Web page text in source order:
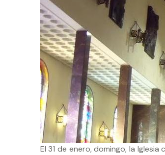
El 31 de enero, domingo, la